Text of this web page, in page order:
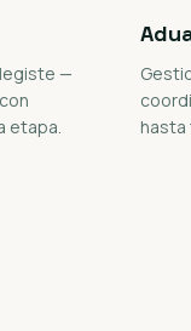
—
etapa.
hasta